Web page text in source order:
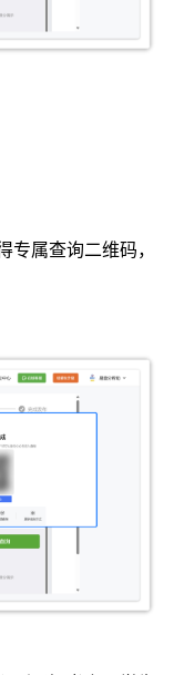
专属查询二维码，